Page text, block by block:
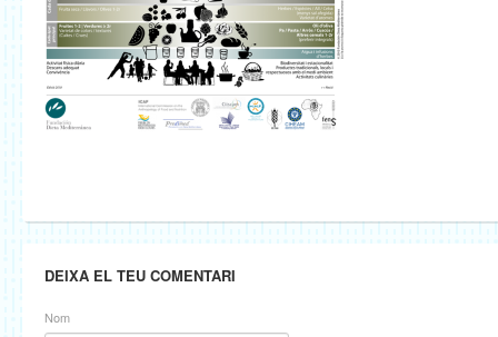
DEIXA EL TEU COMENTARI
Nom